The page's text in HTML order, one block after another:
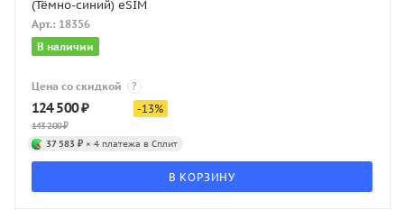
(Тёмно-синий) eSIM
Арт.: 18356
В наличии
Цена со скидкой ?
124 500₽
143 200₽
-13%
37 583 ₽ × 4 платежа в Сплит
В КОРЗИНУ